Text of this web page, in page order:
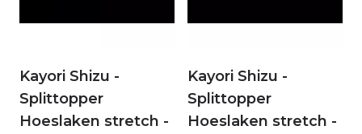
Kayori Shizu -
Splittopper
Hoeslaken stretch -
Kayori Shizu -
Splittopper
Hoeslaken stretch -